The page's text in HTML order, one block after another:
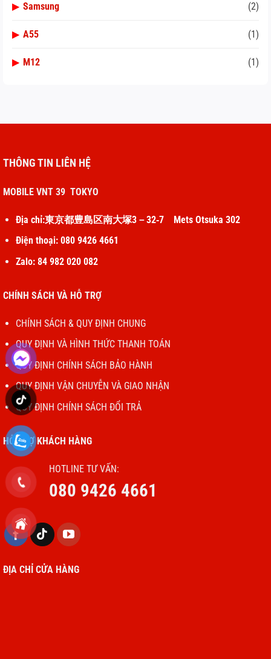
▶ Samsung (2)
▶ A55 (1)
▶ M12 (1)
THÔNG TIN LIÊN HỆ
MOBILE VNT 39 TOKYO
Địa chỉ:東京都豊島区南大塚3－32‐7 Mets Otsuka 302
Điện thoại: 080 9426 4661
Zalo: 84 982 020 082
CHÍNH SÁCH VÀ HỖ TRỢ
CHÍNH SÁCH & QUY ĐỊNH CHUNG
QUY ĐỊNH VÀ HÌNH THỨC THANH TOÁN
QUY ĐỊNH CHÍNH SÁCH BẢO HÀNH
QUY ĐỊNH VẬN CHUYỄN VÀ GIAO NHẬN
QUY ĐỊNH CHÍNH SÁCH ĐỔI TRẢ
HỖ TRỢ KHÁCH HÀNG
HOTLINE TƯ VẤN:
080 9426 4661
ĐỊA CHỈ CỬA HÀNG